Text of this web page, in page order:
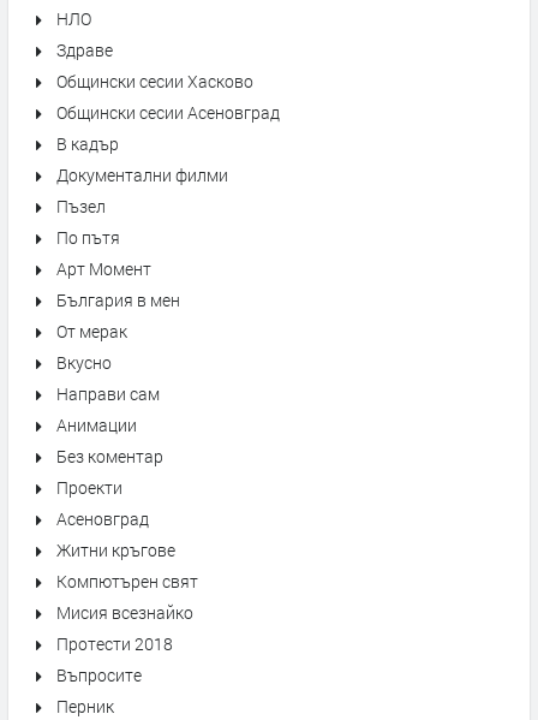
НЛО
Здраве
Общински сесии Хасково
Общински сесии Асеновград
В кадър
Документални филми
Пъзел
По пътя
Арт Момент
България в мен
От мерак
Вкусно
Направи сам
Анимации
Без коментар
Проекти
Асеновград
Житни кръгове
Компютърен свят
Мисия всезнайко
Протести 2018
Въпросите
Перник